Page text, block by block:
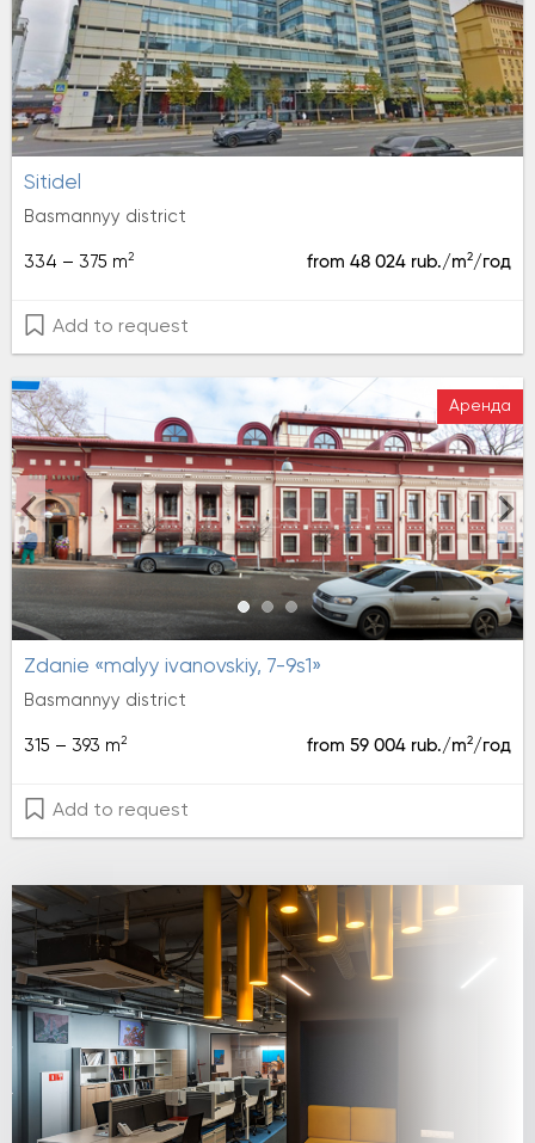
sitidel
Basmannyy district
334 – 375 m2 from 48 024 rub./m2/год
Add to request
Аренда
zdanie «malyy ivanovskiy, 7-9s1»
Basmannyy district
315 – 393 m2 from 59 004 rub./m2/год
Add to request